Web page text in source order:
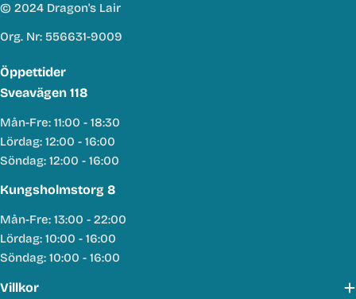
© 2024 Dragon's Lair
Org. Nr: 556631-9009
Öppettider
Sveavägen 118
Mån-Fre: 11:00 - 18:30
Lördag: 12:00 - 16:00
Söndag: 12:00 - 16:00
Kungsholmstorg 8
Mån-Fre: 13:00 - 22:00
Lördag: 10:00 - 16:00
Söndag: 10:00 - 16:00
Villkor